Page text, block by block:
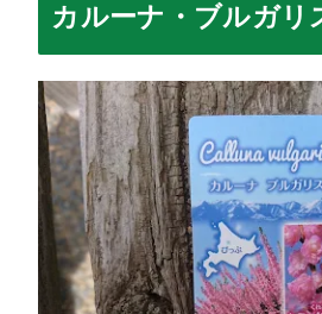
カルーナ・ブルガリ